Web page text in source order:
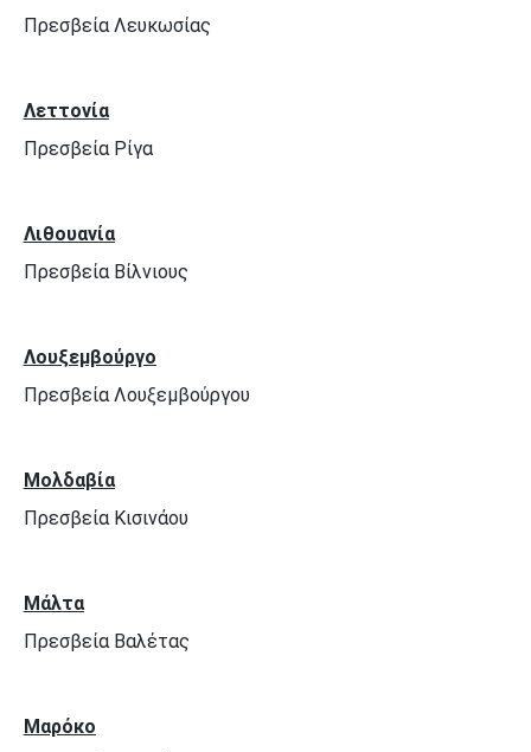
Πρεσβεία Λευκωσίας
Λεττονία
Πρεσβεία Ρίγα
Λιθουανία
Πρεσβεία Βίλνιους
Λουξεμβούργο
Πρεσβεία Λουξεμβούργου
Μολδαβία
Πρεσβεία Κισινάου
Μάλτα
Πρεσβεία Βαλέτας
Μαρόκο